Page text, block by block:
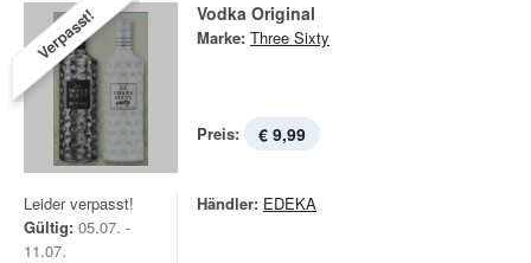
Verpasst! Vodka Original
Marke: Three Sixty
Preis: € 9,99
Leider verpasst!
Gültig: 05.07. -
11.07.
Händler: EDEKA